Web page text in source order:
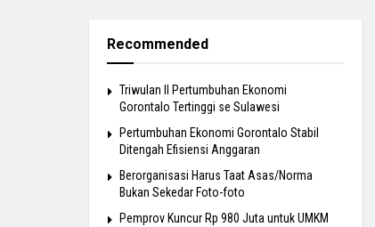
Recommended
Triwulan II Pertumbuhan Ekonomi
Gorontalo Tertinggi se Sulawesi
Pertumbuhan Ekonomi Gorontalo Stabil
Ditengah Efisiensi Anggaran
Berorganisasi Harus Taat Asas/Norma
Bukan Sekedar Foto-foto
Pemprov Kuncur Rp 980 Juta untuk UMKM